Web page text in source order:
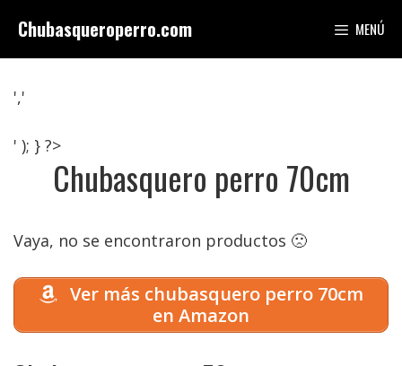
contenido
Chubasqueroperro.com MENÚ
','
' ); } ?>
Chubasquero perro 70cm
Vaya, no se encontraron productos 🙁
Ver más chubasquero perro 70cm
en Amazon